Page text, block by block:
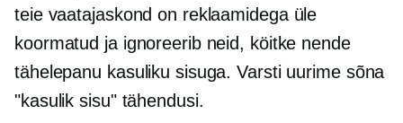
teie vaatajaskond on reklaamidega üle
koormatud ja ignoreerib neid, köitke nende
tähelepanu kasuliku sisuga. Varsti uurime sõna
"kasulik sisu" tähendusi.